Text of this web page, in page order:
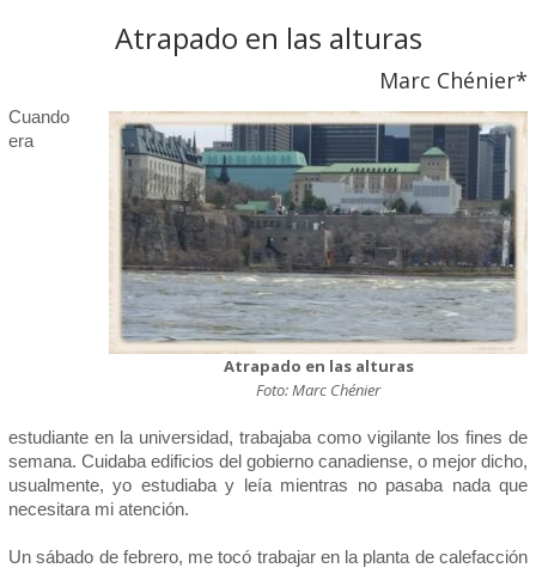
Atrapado en las alturas
Marc Chénier*
Atrapado en las alturas
Foto: Marc Chénier
Cuando
era
estudiante en la universidad, trabajaba como vigilante los fines de
semana. Cuidaba edificios del gobierno canadiense, o mejor dicho,
usualmente, yo estudiaba y leía mientras no pasaba nada que
necesitara mi atención.
Un sábado de febrero, me tocó trabajar en la planta de calefacción